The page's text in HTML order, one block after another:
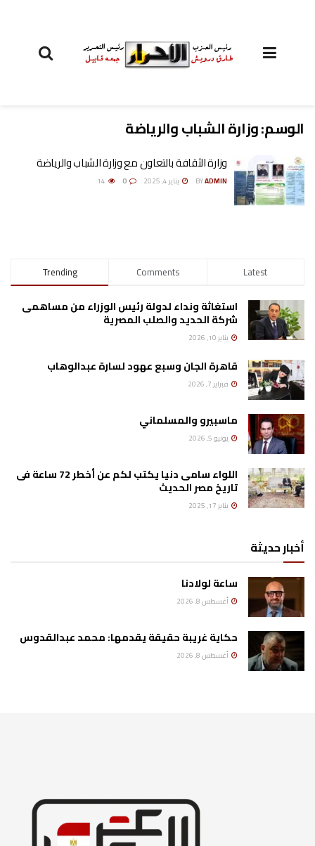
الوسم:وزارة الشباب والرياضة
وزارة الثقافة بالتعاون مع وزارة الشباب والرياضة
BYADMIN يناير 4, 2025
Trending Comments Latest
استغاثة ونداء لدولة رئيس الوزراء من مساهمى
شركة الحديد والصلب المصرية
يناير 10, 2026
قاهرة الجان وسبع عهود لسارة عبدالوهاب
فبراير 7, 2026
ماسبيرو والمسلماني
يونيو 5, 2026
اللواء سامى دنيا يكتب لكم عن أخطر 72 ساعة فى
تاريخ مصر الحديث
يناير 17, 2025
أخبار حديثة
ساعة لولادنا
أغسطس 8, 2026
حكاية غريبة حقيقة يقدمها: محمد عبدالقدوس
أغسطس 8, 2026